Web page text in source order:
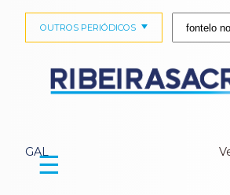
GAL
OUTROS PERIÓDICOS
☰